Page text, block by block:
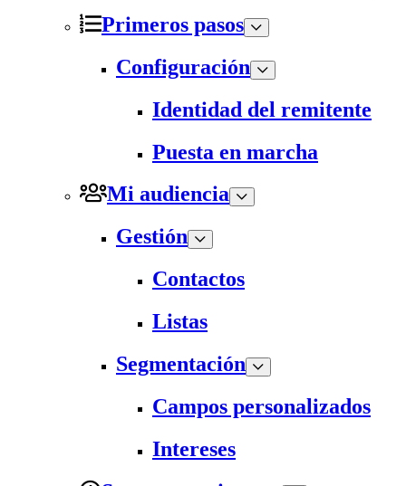
Primeros pasos
Configuración
Identidad del remitente
Puesta en marcha
Mi audiencia
Gestión
Contactos
Listas
Segmentación
Campos personalizados
Intereses